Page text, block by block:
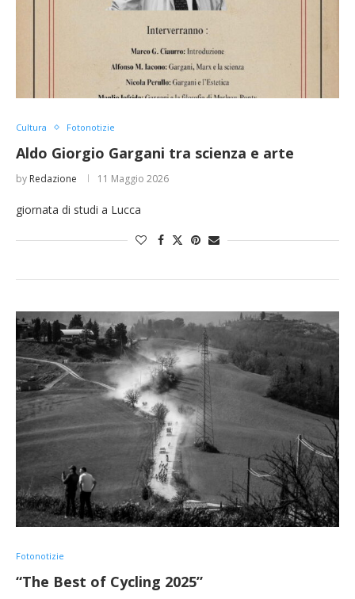
Cultura Fotonotizie
Aldo Giorgio Gargani tra scienza e arte
by Redazione 11 Maggio 2026
giornata di studi a Lucca
Fotonotizie
“The Best of Cycling 2025”